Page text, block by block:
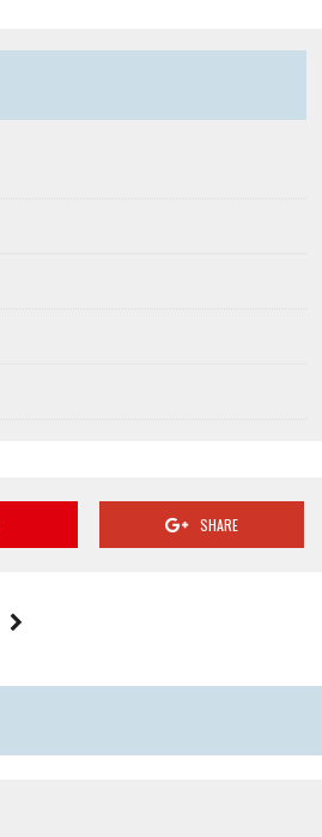
SHARE